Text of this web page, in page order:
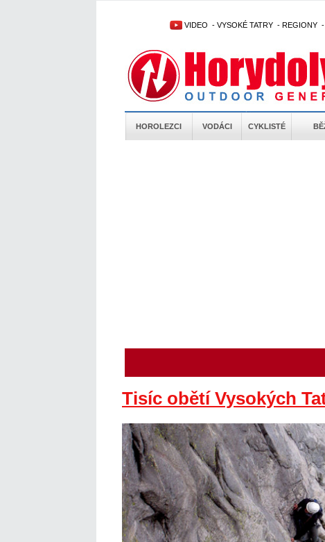
VIDEO - VYSOKÉ TATRY - REGIONY -
HOROLEZCI VODÁCI CYKLISTÉ
Tisíc obětí Vysokých